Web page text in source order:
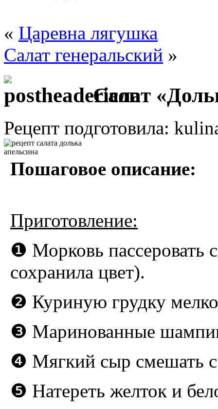
« Царевна лягушка
Салат генеральский »
Салат
Рецепт подготовила:
Пошаговое описание:
Приготовление:
❶ Морковь пассеровать
сохранила цвет).
❷ Куриную грудку
❸ Маринованные
❹ Мягкий сыр смешать
❺ Натереть желток и